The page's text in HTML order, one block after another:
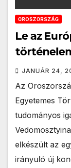
OROSZORSZÁG
Le az
JANUÁR 24,
Az
Egyetemes
tudományos
elkészült az
irányuló új